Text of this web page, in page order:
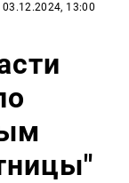
03.12.2024, 13:00